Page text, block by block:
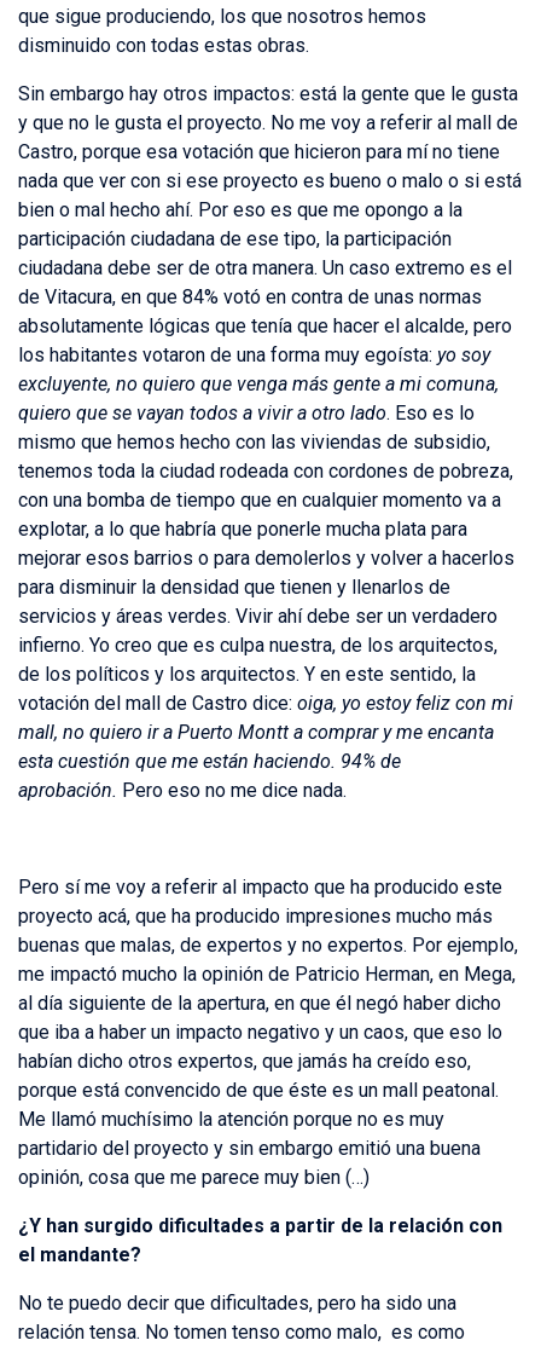
que sigue produciendo, los que nosotros hemos
disminuido con todas estas obras.
Sin embargo hay otros impactos: está la gente que le gusta
y que no le gusta el proyecto. No me voy a referir al mall de
Castro, porque esa votación que hicieron para mí no tiene
nada que ver con si ese proyecto es bueno o malo o si está
bien o mal hecho ahí. Por eso es que me opongo a la
participación ciudadana de ese tipo, la participación
ciudadana debe ser de otra manera. Un caso extremo es el
de Vitacura, en que 84% votó en contra de unas normas
absolutamente lógicas que tenía que hacer el alcalde, pero
los habitantes votaron de una forma muy egoísta: yo soy
excluyente, no quiero que venga más gente a mi comuna,
quiero que se vayan todos a vivir a otro lado. Eso es lo
mismo que hemos hecho con las viviendas de subsidio,
tenemos toda la ciudad rodeada con cordones de pobreza,
con una bomba de tiempo que en cualquier momento va a
explotar, a lo que habría que ponerle mucha plata para
mejorar esos barrios o para demolerlos y volver a hacerlos
para disminuir la densidad que tienen y llenarlos de
servicios y áreas verdes. Vivir ahí debe ser un verdadero
infierno. Yo creo que es culpa nuestra, de los arquitectos,
de los políticos y los arquitectos. Y en este sentido, la
votación del mall de Castro dice: oiga, yo estoy feliz con mi
mall, no quiero ir a Puerto Montt a comprar y me encanta
esta cuestión que me están haciendo. 94% de
aprobación. Pero eso no me dice nada.
Pero sí me voy a referir al impacto que ha producido este
proyecto acá, que ha producido impresiones mucho más
buenas que malas, de expertos y no expertos. Por ejemplo,
me impactó mucho la opinión de Patricio Herman, en Mega,
al día siguiente de la apertura, en que él negó haber dicho
que iba a haber un impacto negativo y un caos, que eso lo
habían dicho otros expertos, que jamás ha creído eso,
porque está convencido de que éste es un mall peatonal.
Me llamó muchísimo la atención porque no es muy
partidario del proyecto y sin embargo emitió una buena
opinión, cosa que me parece muy bien (…)
¿Y han surgido dificultades a partir de la relación con
el mandante?
No te puedo decir que dificultades, pero ha sido una
relación tensa. No tomen tenso como malo, es como